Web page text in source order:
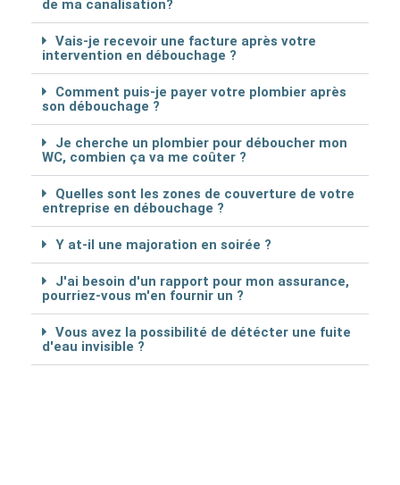
de ma canalisation?
Vais-je recevoir une facture après votre
intervention en débouchage ?
Comment puis-je payer votre plombier après
son débouchage ?
Je cherche un plombier pour déboucher mon
WC, combien ça va me coûter ?
Quelles sont les zones de couverture de votre
entreprise en débouchage ?
Y at-il une majoration en soirée ?
J'ai besoin d'un rapport pour mon assurance,
pourriez-vous m'en fournir un ?
Vous avez la possibilité de détécter une fuite
d'eau invisible ?